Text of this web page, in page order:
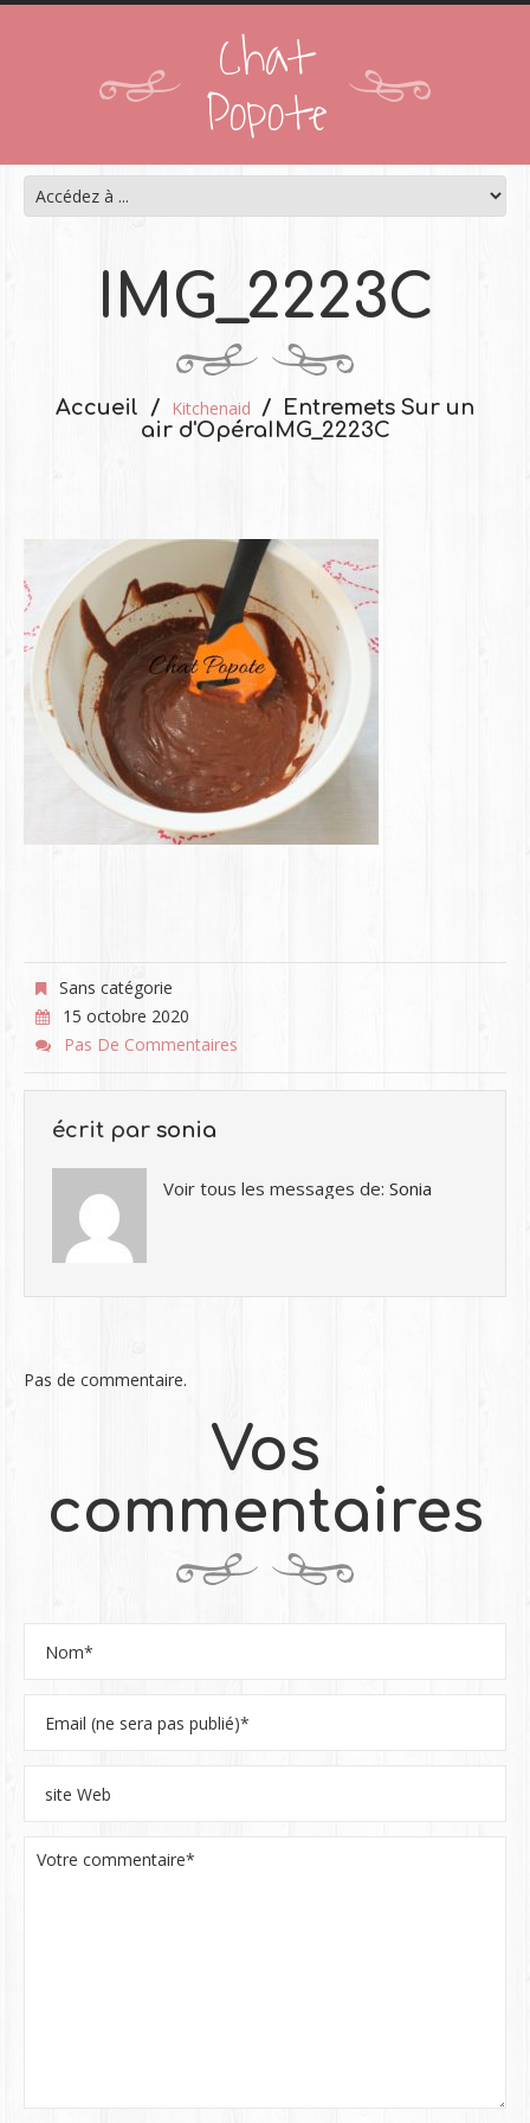
Chat
Popote
IMG_2223C
Accueil Kitchenaid
Entremets Sur un
air d'OpéraIMG_2223C
Sans catégorie
15 octobre 2020
Pas De Commentaires
écrit par sonia
Voir tous les messages de: Sonia
Pas de commentaire.
Vos
commentaires